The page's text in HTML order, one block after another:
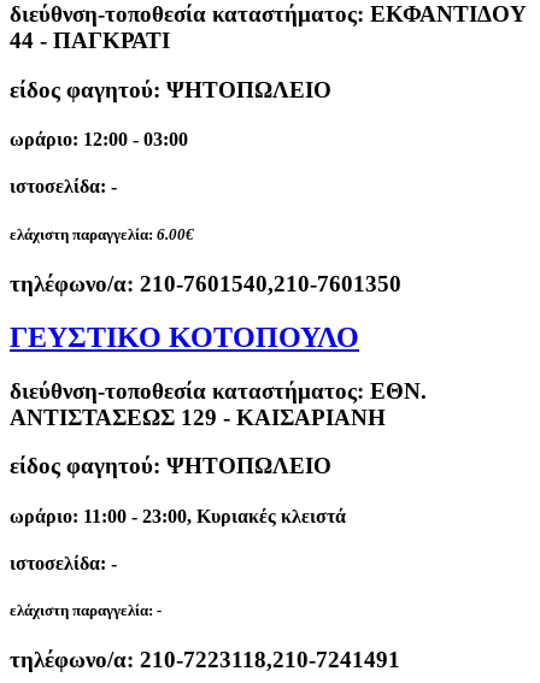
διεύθνση-τοποθεσία καταστήματος: ΕΚΦΑΝΤΙΔΟΥ
44 - ΠΑΓΚΡΑΤΙ
είδος φαγητού: ΨΗΤΟΠΩΛΕΙΟ
ωράριο: 12:00 - 03:00
ιστοσελίδα: -
ελάχιστη παραγγελία: 6.00€
τηλέφωνο/α: 210-7601540,210-7601350
ΓΕΥΣΤΙΚΟ ΚΟΤΟΠΟΥΛΟ
διεύθνση-τοποθεσία καταστήματος: ΕΘΝ.
ΑΝΤΙΣΤΑΣΕΩΣ 129 - ΚΑΙΣΑΡΙΑΝΗ
είδος φαγητού: ΨΗΤΟΠΩΛΕΙΟ
ωράριο: 11:00 - 23:00, Κυριακές κλειστά
ιστοσελίδα: -
ελάχιστη παραγγελία: -
τηλέφωνο/α: 210-7223118,210-7241491